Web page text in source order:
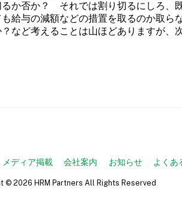
か否か？ それでは割り切るにしろ、
給与の減額などの措置を取るのか取
など考えることは山ほどありますが、
メディア掲載 会社案内 お知らせ よくあ
© 2026 HRM Partners All Rights Reserved